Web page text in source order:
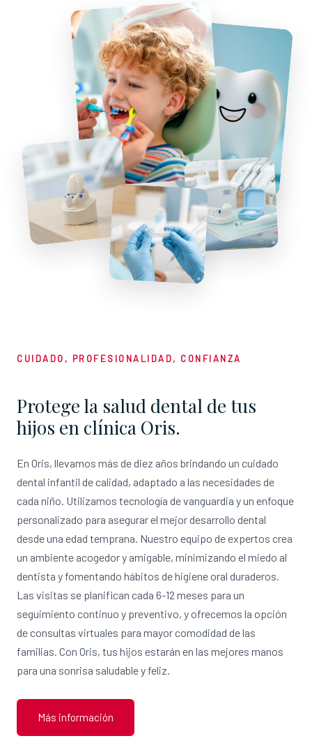
CUIDADO, PROFESIONALIDAD, CONFIANZA
Protege la salud dental de tus
hijos en clínica Oris.
En Oris, llevamos más de diez años brindando un cuidado
dental infantil de calidad, adaptado a las necesidades de
cada niño. Utilizamos tecnología de vanguardia y un enfoque
personalizado para asegurar el mejor desarrollo dental
desde una edad temprana. Nuestro equipo de expertos crea
un ambiente acogedor y amigable, minimizando el miedo al
dentista y fomentando hábitos de higiene oral duraderos.
Las visitas se planifican cada 6-12 meses para un
seguimiento continuo y preventivo, y ofrecemos la opción
de consultas virtuales para mayor comodidad de las
familias. Con Oris, tus hijos estarán en las mejores manos
para una sonrisa saludable y feliz.
Más información